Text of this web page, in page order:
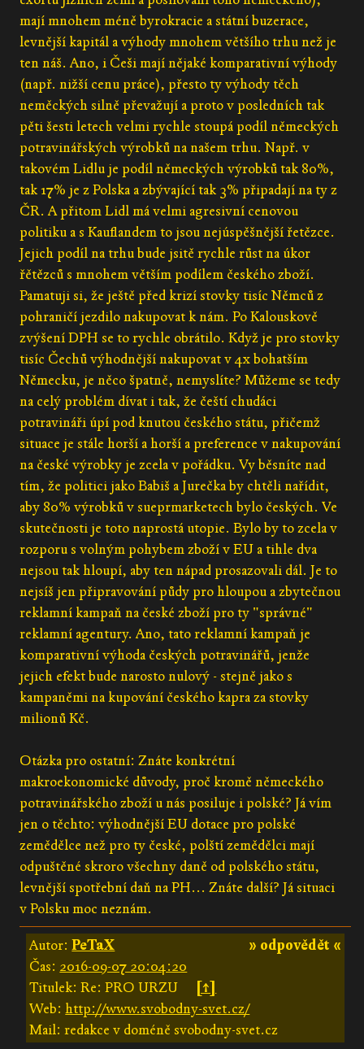
mají mnohem méně byrokracie a státní buzerace,
levnější kapitál a výhody mnohem většího trhu než je
ten náš. Ano, i Češi mají nějaké komparativní výhody
(např. nižší cenu práce), přesto ty výhody těch
neměckých silně převažují a proto v posledních tak
pěti šesti letech velmi rychle stoupá podíl německých
potravinářských výrobků na našem trhu. Např. v
takovém Lidlu je podíl německých výrobků tak 80%,
tak 17% je z Polska a zbývající tak 3% připadají na ty z
ČR. A přitom Lidl má velmi agresivní cenovou
politiku a s Kauflandem to jsou nejúspěšnější řetězce.
Jejich podíl na trhu bude jsitě rychle růst na úkor
řětězců s mnohem větším podílem českého zboží.
Pamatuji si, že ještě před krizí stovky tisíc Němců z
pohraničí jezdilo nakupovat k nám. Po Kalouskově
zvýšení DPH se to rychle obrátilo. Když je pro stovky
tisíc Čechů výhodnější nakupovat v 4x bohatším
Německu, je něco špatně, nemyslíte? Můžeme se tedy
na celý problém dívat i tak, že čeští chudáci
potravináři úpí pod knutou českého státu, přičemž
situace je stále horší a horší a preference v nakupování
na české výrobky je zcela v pořádku. Vy běsníte nad
tím, že politici jako Babiš a Jurečka by chtěli nařídit,
aby 80% výrobků v sueprmarketech bylo českých. Ve
skutečnosti je toto naprostá utopie. Bylo by to zcela v
rozporu s volným pohybem zboží v EU a tihle dva
nejsou tak hloupí, aby ten nápad prosazovali dál. Je to
nejsíš jen připravování půdy pro hloupou a zbytečnou
reklamní kampaň na české zboží pro ty "správné"
reklamní agentury. Ano, tato reklamní kampaň je
komparativní výhoda českých potravinářů, jenže
jejich efekt bude narosto nulový - stejně jako s
kampaněmi na kupování českého kapra za stovky
milionů Kč.
Otázka pro ostatní: Znáte konkrétní
makroekonomické důvody, proč kromě německého
potravinářského zboží u nás posiluje i polské? Já vím
jen o těchto: výhodnější EU dotace pro polské
zemědělce než pro ty české, polští zemědělci mají
odpuštěné skroro všechny daně od polského státu,
levnější spotřební daň na PH... Znáte další? Já situaci
v Polsku moc neznám.
» odpovědět «
Autor:PeTaX
Čas: 2016-09-07 20:04:20
Titulek: Re: PRO URZU
[↑]
Web:http://www.svobodny-svet.cz/
Mail: redakce v doméně svobodny-svet.cz